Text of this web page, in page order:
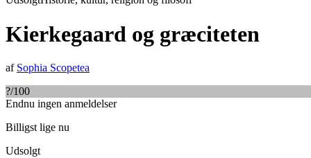
Kierkegaard og græciteten
af Sophia Scopetea
?/100
Endnu ingen anmeldelser
Billigst lige nu
Udsolgt